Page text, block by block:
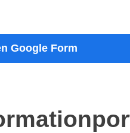
Google Form